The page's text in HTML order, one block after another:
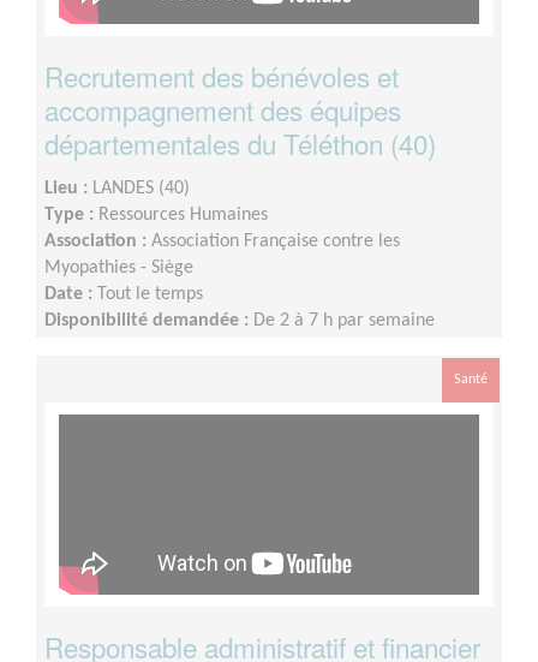
Recrutement des bénévoles et
accompagnement des équipes
départementales du Téléthon (40)
Lieu : LANDES (40)
Type : Ressources Humaines
Association : Association Française contre les
Myopathies - Siège
Date :
Tout le temps
Disponibilité demandée : De 2 à 7 h par semaine
Santé
Responsable administratif et financier